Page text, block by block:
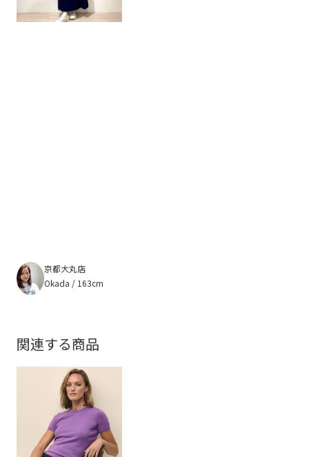
京都大丸店
Okada / 163cm
関連する商品